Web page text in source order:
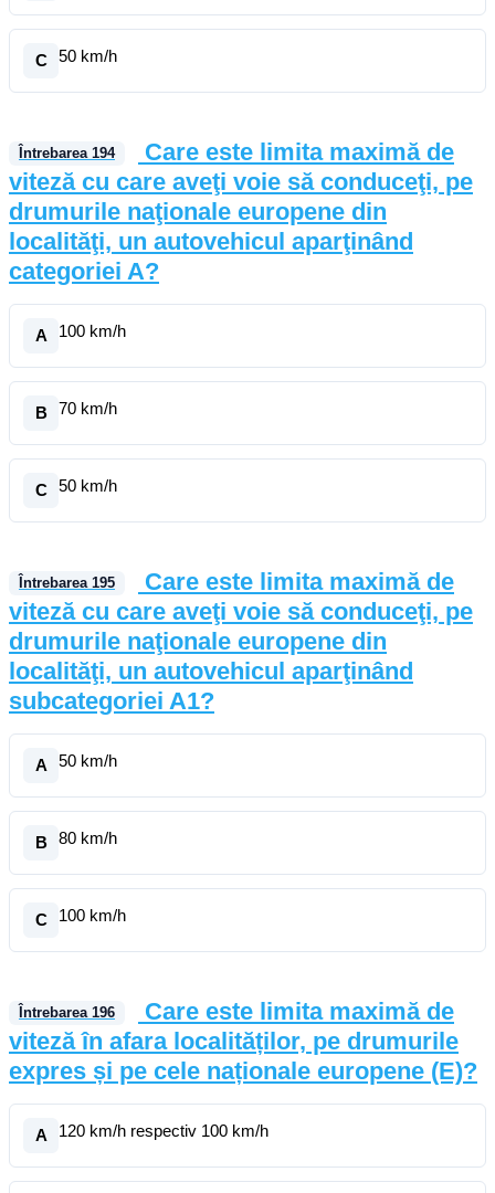
C 50 km/h
Întrebarea 194
Care este limita maximă de
viteză cu care aveţi voie să conduceţi, pe
drumurile naţionale europene din
localităţi, un autovehicul aparţinând
categoriei A?
A 100 km/h
B 70 km/h
C 50 km/h
Întrebarea 195
Care este limita maximă de
viteză cu care aveţi voie să conduceţi, pe
drumurile naţionale europene din
localităţi, un autovehicul aparţinând
subcategoriei A1?
A 50 km/h
B 80 km/h
C 100 km/h
Întrebarea 196
Care este limita maximă de
viteză în afara localităților, pe drumurile
expres și pe cele naționale europene (E)?
A 120 km/h respectiv 100 km/h